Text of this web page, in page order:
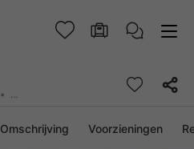
2 personen, 0 huisdier
Omschrijving Voorzieningen